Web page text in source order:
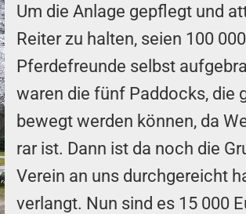
Um die Anlage gepflegt und
Reiter zu halten, seien 100
Pferdefreunde selbst
waren die fünf Paddocks, die
bewegt werden können, da
rar ist. Dann ist da noch die
Verein an uns durchgereicht
verlangt. Nun sind es 15 000